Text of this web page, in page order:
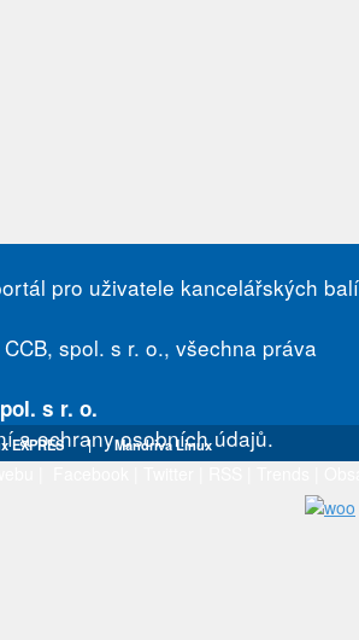
pro uživatele kancelářských
spol. s r. o., všechna práva
s r. o.
a ochrany osobních údajů.
EXPRES | Mandriva Linux